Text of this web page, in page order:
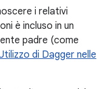
i relativi
è incluso in un
padre (come
di Dagger nelle